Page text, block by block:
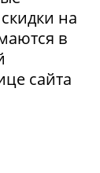
на
в
сайта